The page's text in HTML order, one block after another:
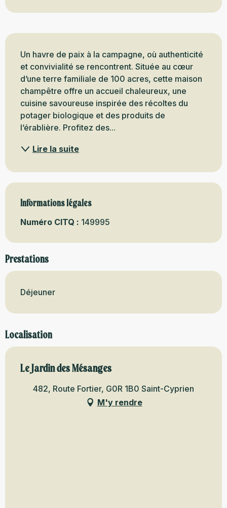
Description
Un havre de paix à la campagne, où authenticité
et convivialité se rencontrent. Située au cœur
d’une terre familiale de 100 acres, cette maison
champêtre offre un accueil chaleureux, une
cuisine savoureuse inspirée des récoltes du
potager biologique et des produits de
l’érablière. Profitez des...
Lire la suite
Informations légales
Informations légales
Numéro CITQ : 149995
Prestations
Déjeuner
Localisation
Le Jardin des Mésanges
482, Route Fortier, G0R 1B0 Saint-Cyprien
M'y rendre